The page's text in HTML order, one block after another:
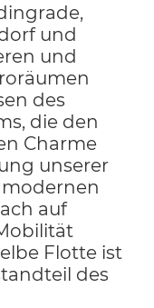
und
und
des
die den
Charme
unserer
auf
Flotte ist
des